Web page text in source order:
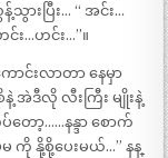
သွားပြီး… “ အင်း…
း…ဟင်း…”။
ောင်းလာတာ နေမှာ
အဲဒီလို လီးကြီး မျိုးနဲ့
ာ့……နန္ဒာ စောက်
ကို နို့စို့ပေးမယ်…” နန္